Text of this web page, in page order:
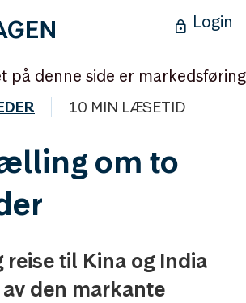
Login
på denne side er markedsføring
10 MIN LÆSETID
om to
reise til Kina og India
den markante